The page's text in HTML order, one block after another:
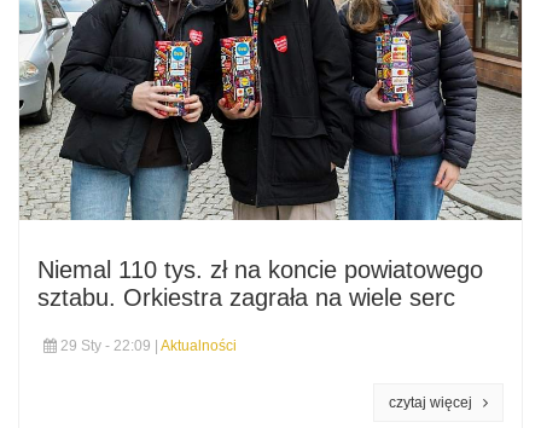
Niemal 110 tys. zł na koncie powiatowego
sztabu. Orkiestra zagrała na wiele serc
29 Sty - 22:09 | Aktualności